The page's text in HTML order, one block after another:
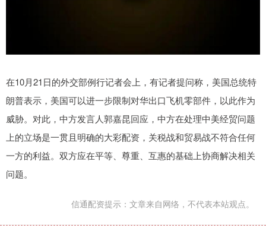
在10月21日的外交部例行记者会上，有记者提问称，美国总统特
朗普表示，美国可以进一步限制对华出口飞机零部件，以此作为
威胁。对此，中方发言人郭嘉昆回应，中方在处理中美经贸问题
上的立场是一贯且明确的大彩配资，关税战和贸易战不符合任何
一方的利益。双方应在平等、尊重、互惠的基础上协商解决相关
问题。
信通配资提示：文章来自网络，不代表本站观点。